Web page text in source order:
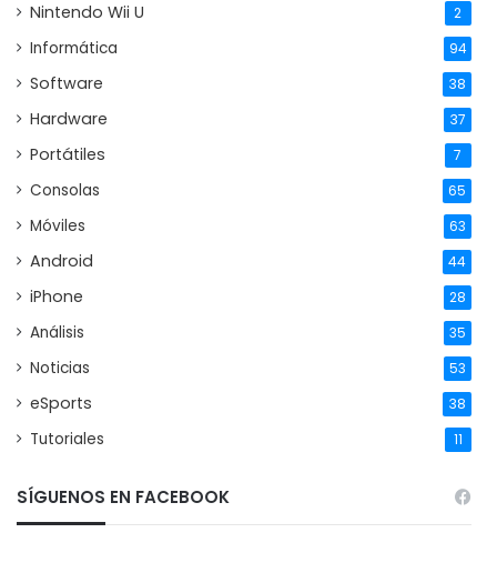
Nintendo Wii U 2
Informática 94
Software 38
Hardware 37
Portátiles 7
Consolas 65
Móviles 63
Android 44
iPhone 28
Análisis 35
Noticias 53
eSports 38
Tutoriales 11
SÍGUENOS EN FACEBOOK